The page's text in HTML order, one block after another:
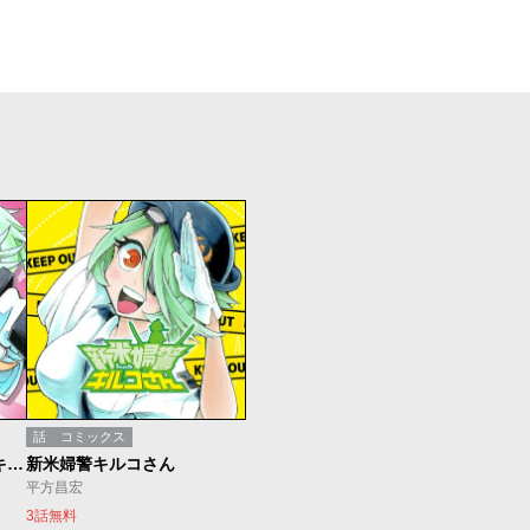
帰ってきたっ！新米婦警キルコさん
話 コミックス
新米婦警キルコさん
平方昌宏
3話無料